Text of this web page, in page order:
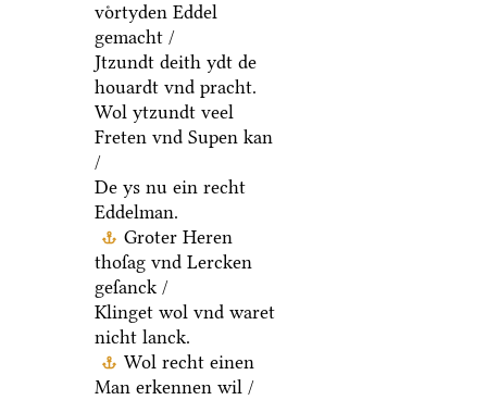
voͤrtyden Eddel
gemacht /
Jtzundt deith ydt de
houardt vnd pracht.
Wol ytzundt veel
Freten vnd Supen kan
/
De ys nu ein recht
Eddelman.
Groter Heren
thoſag vnd Lercken
geſanck /
Klinget wol vnd waret
nicht lanck.
Wol recht einen
Man erkennen wil /